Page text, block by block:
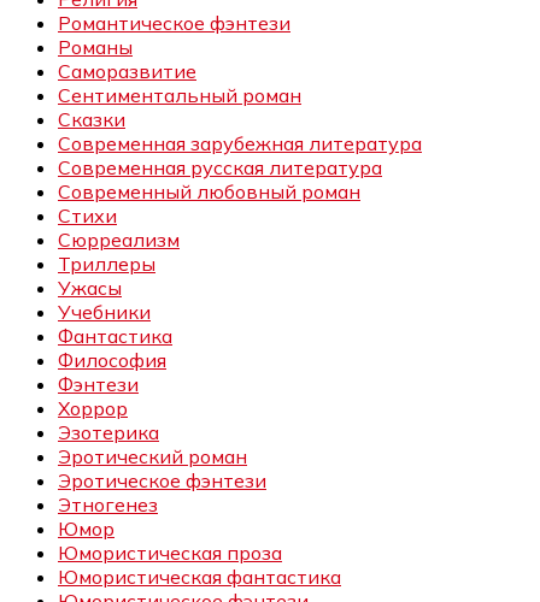
Романтическое фэнтези
Романы
Саморазвитие
Сентиментальный роман
Сказки
Современная зарубежная литература
Современная русская литература
Современный любовный роман
Стихи
Сюрреализм
Триллеры
Ужасы
Учебники
Фантастика
Философия
Фэнтези
Хоррор
Эзотерика
Эротический роман
Эротическое фэнтези
Этногенез
Юмор
Юмористическая проза
Юмористическая фантастика